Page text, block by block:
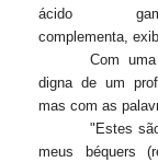
ácido
complementa,
Com
digna de um
mas com as
"Estes
meus béquers